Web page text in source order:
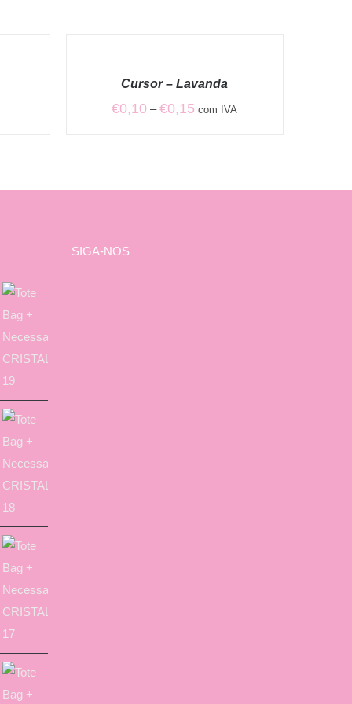
Cursor – Lavanda
€0,10 – €0,15 Price
€0,15
com IVA
SIGA-NOS